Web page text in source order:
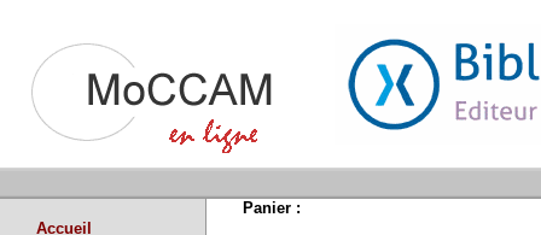
Accueil
Panier :